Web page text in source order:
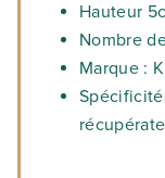
Hauteur
Nombre
Marque :